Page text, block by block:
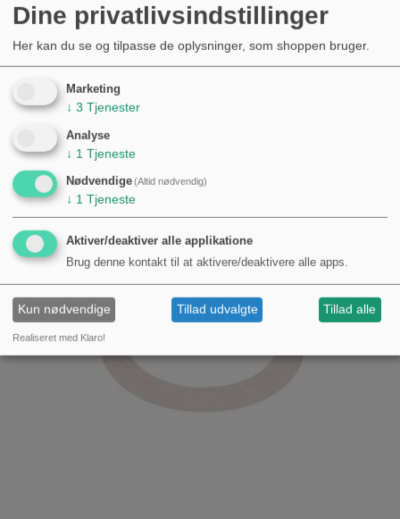
Dine privatlivsindstillinger
Her kan du se og tilpasse de oplysninger, som shoppen bruger.
Marketing
↓ 3 Tjenester
Analyse
↓ 1 Tjeneste
Nødvendige(Altid nødvendig)
↓ 1 Tjeneste
Aktiver/deaktiver alle applikatione
Brug denne kontakt til at aktivere/deaktivere alle apps.
Kun nødvendige Tillad udvalgte Tillad alle
Realiseret med Klaro!